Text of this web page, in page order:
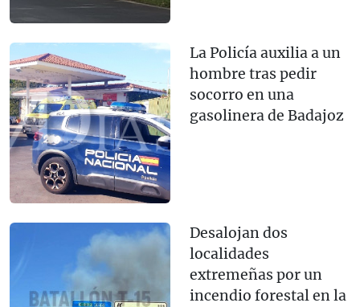
La Policía auxilia a un
hombre tras pedir
socorro en una
gasolinera de Badajoz
Desalojan dos
localidades
extremeñas por un
incendio forestal en la